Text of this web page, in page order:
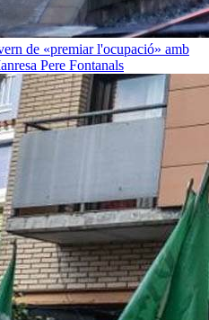
de «premiar l'ocupació» amb
Pere Fontanals